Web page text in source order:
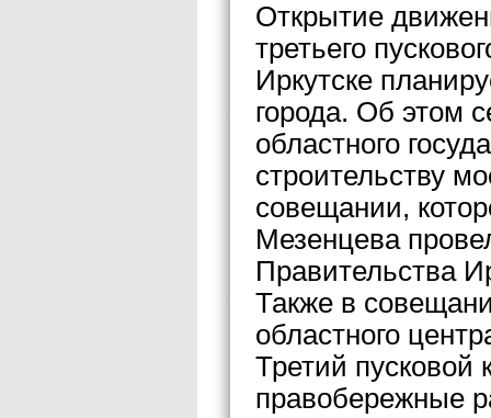
Открытие
третьего
Иркутске
города. Об этом
областного
строительству
совещании,
Мезенцева
Правительства
Также в
областного
Третий пусковой
правобережные